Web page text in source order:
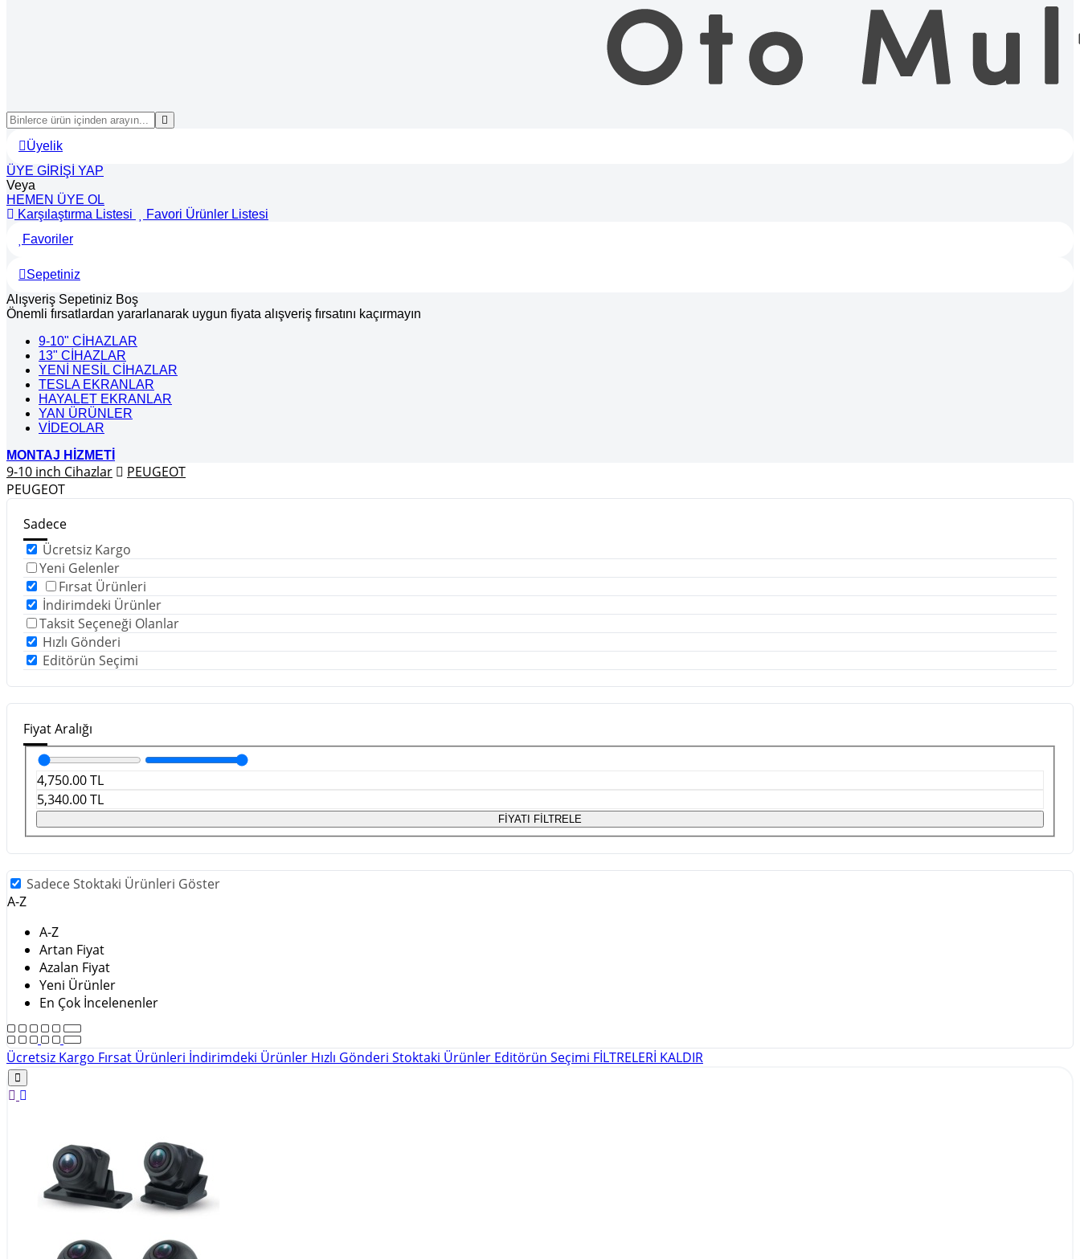
Üyelik
ÜYE GİRİŞİ YAP
Veya
HEMEN ÜYE OL
Karşılaştırma Listesi
Favori Ürünler Listesi
Favoriler
Sepetiniz
Alışveriş Sepetiniz Boş
Önemli fırsatlardan yararlanarak uygun fiyata alışveriş fırsatını kaçırmayın
9-10" CİHAZLAR
13" CİHAZLAR
YENİ NESİL CİHAZLAR
TESLA EKRANLAR
HAYALET EKRANLAR
YAN ÜRÜNLER
VİDEOLAR
MONTAJ HİZMETİ
9-10 inch Cihazlar
PEUGEOT
PEUGEOT
Sadece
Ücretsiz Kargo
Yeni Gelenler
Fırsat Ürünleri
İndirimdeki Ürünler
Taksit Seçeneği Olanlar
Hızlı Gönderi
Editörün Seçimi
Fiyat Aralığı
4,750.00TL
5,340.00TL
FİYATI FİLTRELE
Sadece Stoktaki Ürünleri Göster
A-Z
A-Z
Artan Fiyat
Azalan Fiyat
Yeni Ürünler
En Çok İncelenenler
Ücretsiz Kargo Fırsat Ürünleri İndirimdeki Ürünler Hızlı Gönderi Stoktaki Ürünler Editörün Seçimi FİLTRELERİ KALDIR